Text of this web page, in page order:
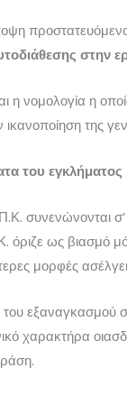
στην
η νομολογία η
της
του εγκλήματος
συνενώνονται
ως βιασμό
μορφές
εξαναγκασμού
χαρακτήρα